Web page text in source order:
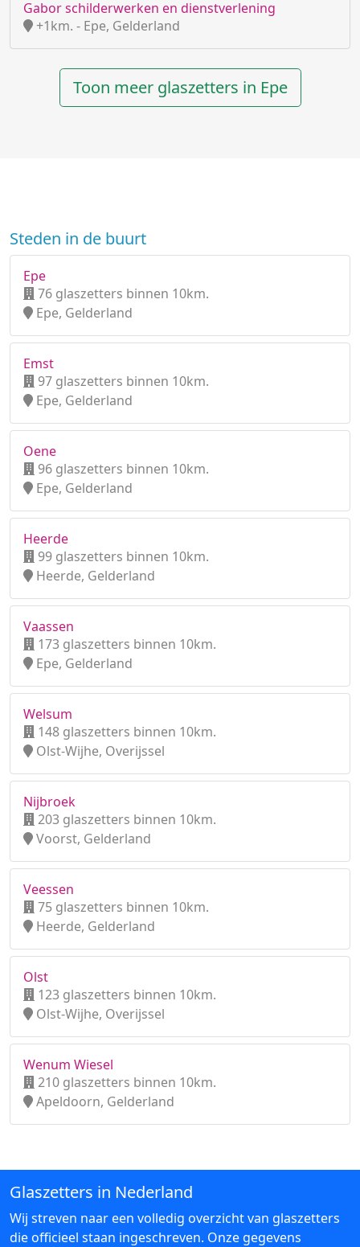
Gabor schilderwerken en dienstverlening
+1km. - Epe, Gelderland
Toon meer glaszetters in Epe
Steden in de buurt
Epe
76 glaszetters binnen 10km.
Epe, Gelderland
Emst
97 glaszetters binnen 10km.
Epe, Gelderland
Oene
96 glaszetters binnen 10km.
Epe, Gelderland
Heerde
99 glaszetters binnen 10km.
Heerde, Gelderland
Vaassen
173 glaszetters binnen 10km.
Epe, Gelderland
Welsum
148 glaszetters binnen 10km.
Olst-Wijhe, Overijssel
Nijbroek
203 glaszetters binnen 10km.
Voorst, Gelderland
Veessen
75 glaszetters binnen 10km.
Heerde, Gelderland
Olst
123 glaszetters binnen 10km.
Olst-Wijhe, Overijssel
Wenum Wiesel
210 glaszetters binnen 10km.
Apeldoorn, Gelderland
Glaszetters in Nederland
Wij streven naar een volledig overzicht van glaszetters
die officieel staan ingeschreven. Onze gegevens